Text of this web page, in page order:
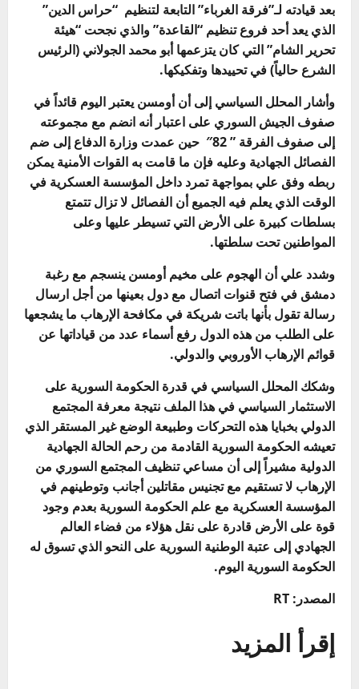
بعد قيادته لـ”فرقة الغرباء” التابعة لتنظيم “حراس الدين”
الذي يعد أحد فروع تنظيم “القاعدة” والذي نجحت “هيئة
تحرير الشام” التي كان يتزعمها أبو محمد الجولاني (الرئيس
الشرع حالياً) في تحييدها وتفكيكها.
وأشار المحلل السياسي إلى أن أومسن يعتبر اليوم قائداً في
صفوف الجيش السوري على اعتبار أنه انضم مع مجموعته
إلى صفوف الفرقة ” 82″ حين عمدت وزارة الدفاع إلى ضم
الفصائل الجهادية وعليه فإن ما قامت به القوات الأمنية يمكن
ربطه وفق علي بمواجهة تمرد داخل المؤسسة العسكرية في
الوقت الذي يعلم فيه الجميع أن الفصائل لا تزال تتمتع
بسلطات كبيرة على الأرض التي تسيطر عليها وعلى
المواطنين تحت سلطتها.
وشدد علي أن الهجوم على مخيم أومسن ينسجم مع رغبة
دمشق في فتح قنوات اتصال مع دول بعينها من أجل ارسال
رسالة تقول بأنها باتت شريكة في مكافحة الإرهاب ما يشجعها
على الطلب من هذه الدول رفع أسماء عدد من قياداتها عن
قوائم الإرهاب الأوروبي والدولي.
وشكك المحلل السياسي في قدرة الحكومة السورية على
الاستثمار السياسي في هذا الملف نتيجة معرفة المجتمع
الدولي بخبايا هذه التحركات وطبيعة الوضع غير المستقر الذي
تعيشه الحكومة السورية القادمة من رحم الحالة الجهادية
الدولية مشيراً إلى أن مساعي تنظيف المجتمع السوري من
الإرهاب لا تستقيم مع تجنيس مقاتلين أجانب وتوطينهم في
المؤسسة العسكرية مع علم الحكومة السورية بعدم وجود
قوة على الأرض قادرة على نقل هؤلاء من فضاء العالم
الجهادي إلى عتبة الوطنية السورية على النحو الذي تسوق له
الحكومة السورية اليوم.
المصدر: RT
إقرأ المزيد